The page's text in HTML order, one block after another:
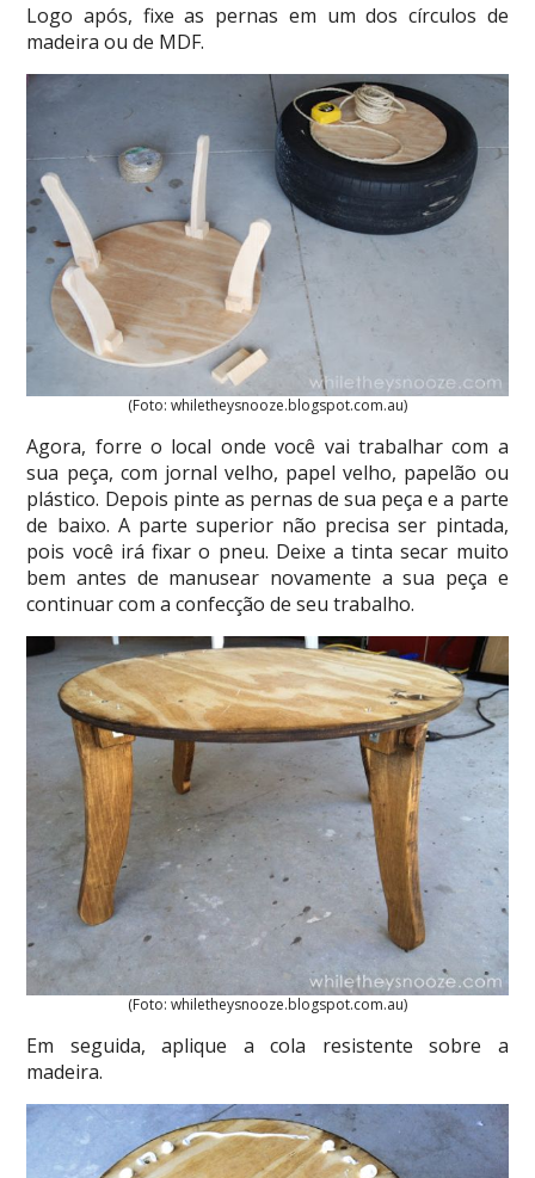
Logo após, fixe as pernas em um dos círculos de
madeira ou de MDF.
(Foto: whiletheysnooze.blogspot.com.au)
Agora, forre o local onde você vai trabalhar com a
sua peça, com jornal velho, papel velho, papelão ou
plástico. Depois pinte as pernas de sua peça e a parte
de baixo. A parte superior não precisa ser pintada,
pois você irá fixar o pneu. Deixe a tinta secar muito
bem antes de manusear novamente a sua peça e
continuar com a confecção de seu trabalho.
(Foto: whiletheysnooze.blogspot.com.au)
Em seguida, aplique a cola resistente sobre a
madeira.